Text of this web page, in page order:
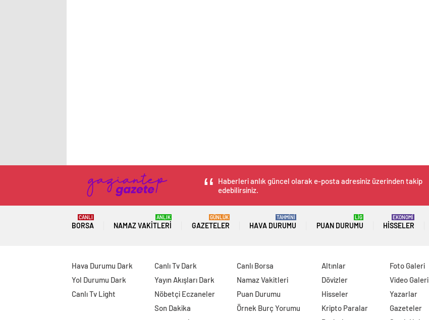
Haberleri anlık güncel olarak e-posta adresiniz üzerinden takip
edebilirsiniz.
BORSA
CANLI
NAMAZ VAKITLERI
ANLIK
GAZETELER
GÜNLÜK
HAVA DURUMU
TAHMİNİ
PUAN DURUMU
LİG
HISSELER
EKONOMİ
Hava Durumu Dark
Yol Durumu Dark
Canlı Tv Light
Canlı Tv Dark
Yayın Akışları Dark
Nöbetçi Eczaneler
Son Dakika
Canlı Borsa
Namaz Vakitleri
Puan Durumu
Örnek Burç Yorumu
Altınlar
Dövizler
Hisseler
Kripto Paralar
Foto Galeri
Video Galeri
Yazarlar
Gazeteler